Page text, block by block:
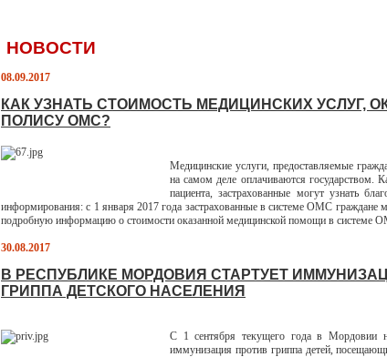
НОВОСТИ
08.09.2017
КАК УЗНАТЬ СТОИМОСТЬ МЕДИЦИНСКИХ УСЛУГ,
ПОЛИСУ ОМС?
Медицинские услуги, предоставляемые
на самом деле оплачиваются государством.
пациента, застрахованные могут узнать
информирования: с 1 января 2017 года застрахованные в системе ОМС граждане
подробную информацию о стоимости оказанной медицинской помощи в системе
30.08.2017
В РЕСПУБЛИКЕ МОРДОВИЯ СТАРТУЕТ
ГРИППА ДЕТСКОГО НАСЕЛЕНИЯ
С 1 сентября текущего года в Мордовии
иммунизация против гриппа детей,